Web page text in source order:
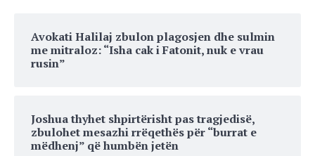
Avokati Halilaj zbulon plagosjen dhe sulmin
me mitraloz: “Isha cak i Fatonit, nuk e vrau
rusin”
Joshua thyhet shpirtërisht pas tragjedisë,
zbulohet mesazhi rrëqethës për “burrat e
mëdhenj” që humbën jetën